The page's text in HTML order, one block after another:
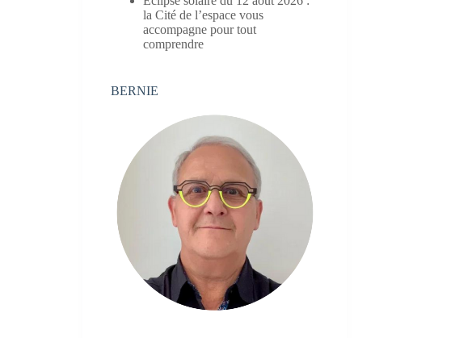
la Cité de l’espace vous
accompagne pour tout
comprendre
BERNIE